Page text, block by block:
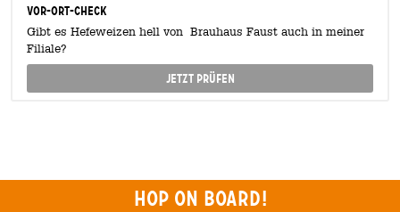
Vor-Ort-Check
Gibt es Hefeweizen hell von Brauhaus Faust auch in meiner
Filiale?
Jetzt prüfen
Hop on board!